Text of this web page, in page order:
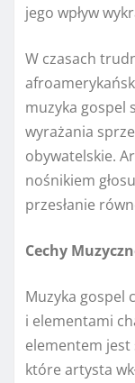
jego wpływ
W czasach
muzyka gospel
wyrażania
obywatelskie.
nośnikiem
przesłanie
Cechy
Muzyka gospel
i elementami
elementem jest
które artysta